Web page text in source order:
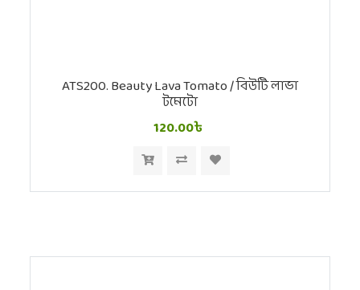
ATS200. Beauty Lava Tomato / বিউটি লাভা
টমেটো
120.00৳